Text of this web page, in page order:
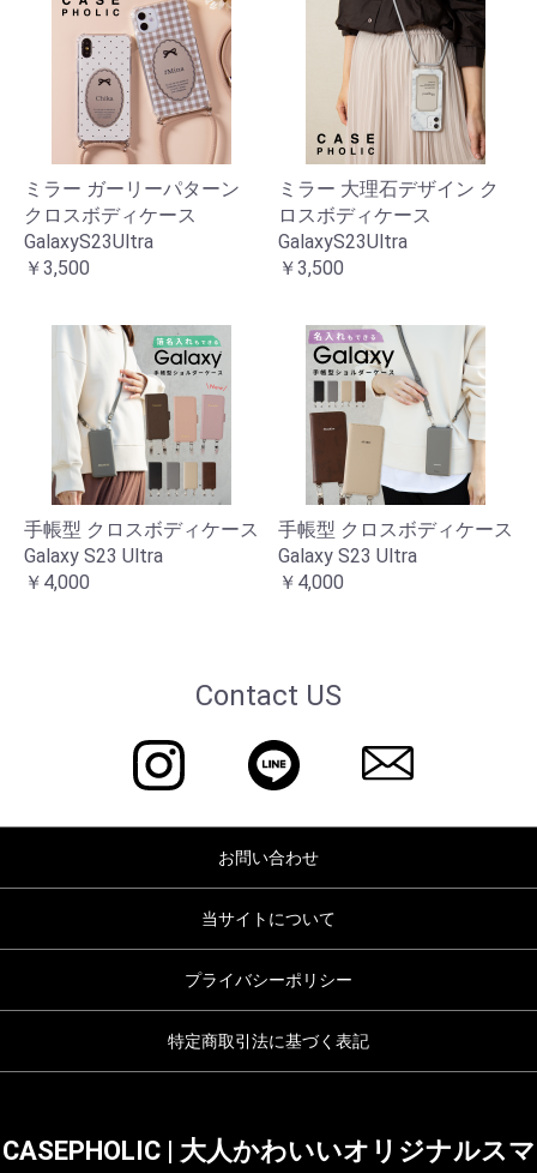
ミラー ガーリーパターン
クロスボディケース
GalaxyS23Ultra
￥3,500
ミラー 大理石デザイン ク
ロスボディケース
GalaxyS23Ultra
￥3,500
手帳型 クロスボディケース
Galaxy S23 Ultra
￥4,000
手帳型 クロスボディケース
Galaxy S23 Ultra
￥4,000
Contact US
お問い合わせ
当サイトについて
プライバシーポリシー
特定商取引法に基づく表記
CASEPHOLIC | 大人かわいいオリジナルスマ